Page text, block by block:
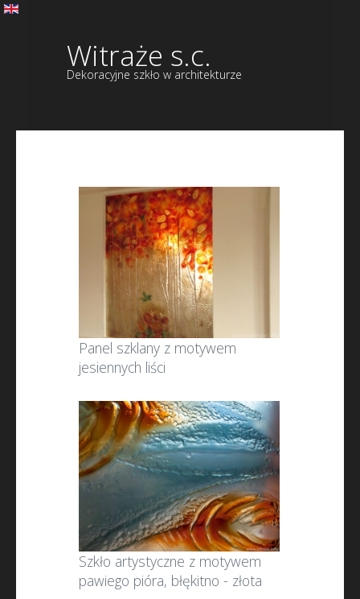
Witraże s.c.
Dekoracyjne szkło w architekturze
Panel szklany z motywem
jesiennych liści
Szkło artystyczne z motywem
pawiego pióra, błękitno - złota